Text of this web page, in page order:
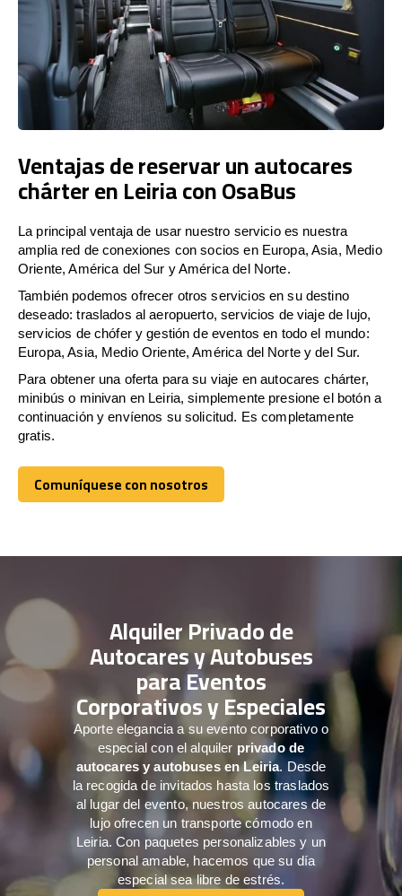
Ventajas de reservar un autocares
chárter en Leiria con OsaBus
La principal ventaja de usar nuestro servicio es nuestra
amplia red de conexiones con socios en Europa, Asia, Medio
Oriente, América del Sur y América del Norte.
También podemos ofrecer otros servicios en su destino
deseado: traslados al aeropuerto, servicios de viaje de lujo,
servicios de chófer y gestión de eventos en todo el mundo:
Europa, Asia, Medio Oriente, América del Norte y del Sur.
Para obtener una oferta para su viaje en autocares chárter,
minibús o minivan en Leiria, simplemente presione el botón a
continuación y envíenos su solicitud. Es completamente
gratis.
Comuníquese con nosotros
Comuníquese con nosotros
Alquiler Privado de
Autocares y Autobuses
para Eventos
Corporativos y Especiales
Aporte elegancia a su evento corporativo o
especial con el alquiler privado de
autocares y autobuses en Leiria. Desde
la recogida de invitados hasta los traslados
al lugar del evento, nuestros autocares de
lujo ofrecen un transporte cómodo en
Leiria. Con paquetes personalizables y un
personal amable, hacemos que su día
especial sea libre de estrés.